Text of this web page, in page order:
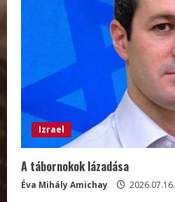
Izrael
A tábornokok lázadása
Éva Mihály Amichay 2026.07.16.